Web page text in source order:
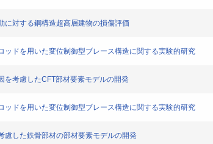
に対する鋼構造超高層建物の損傷評価
ッドを用いた変位制御型ブレース構造に関する実験的研究
を考慮したCFT部材要素モデルの開発
ッドを用いた変位制御型ブレース構造に関する実験的研究
慮した鉄骨部材の部材要素モデルの開発